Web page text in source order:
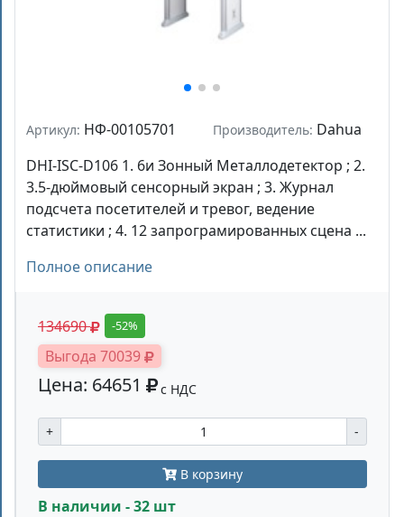
Артикул: НФ-00105701 Производитель: Dahua
DHI-ISC-D106 1. 6и Зонный Металлодетектор ; 2.
3.5-дюймовый сенсорный экран ; 3. Журнал
подсчета посетителей и тревог, ведение
статистики ; 4. 12 запрограмированных сцена ...
Полное описание
134690 -52%
Выгода 70039
Цена: 64651 с НДС
+ -
В корзину
В наличии - 32 шт